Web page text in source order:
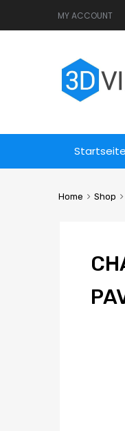
MY ACCOUNT
Startseite
Home Shop